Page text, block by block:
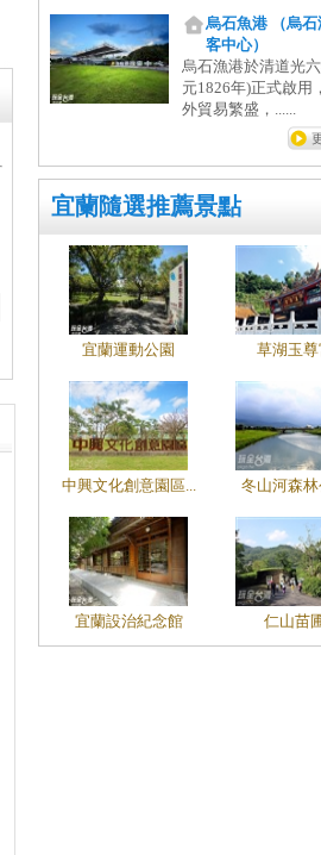
烏石魚港 （烏石
客中心）
烏石漁港於清道光
元1826年)正式啟用
外貿易繁盛，......
宜蘭隨選推薦景點
宜蘭運動公園 草湖玉尊
中興文化創意園區... 冬山河森林
宜蘭設治紀念館 仁山苗